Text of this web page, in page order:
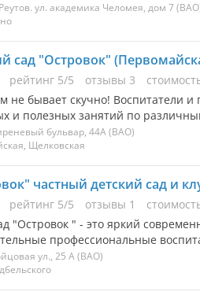
ул. академика Челомея, дом 7
сад "Островок"
рейтинг 5/5 отзывы 3
не бывает скучно! Воспитатели
и полезных занятий по
бульвар, 44А(ВАО)
Щелковская
частный детский сад и
рейтинг 5/5 отзывы 1
"Островок " - это яркий
профессиональные
ул., 25 А(ВАО)